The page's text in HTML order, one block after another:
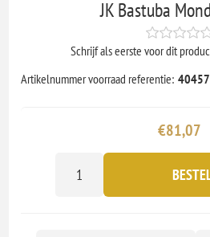
JK Bastuba
Schrijf als eerste voor dit
Artikelnummer voorraad referentie:
€81,07